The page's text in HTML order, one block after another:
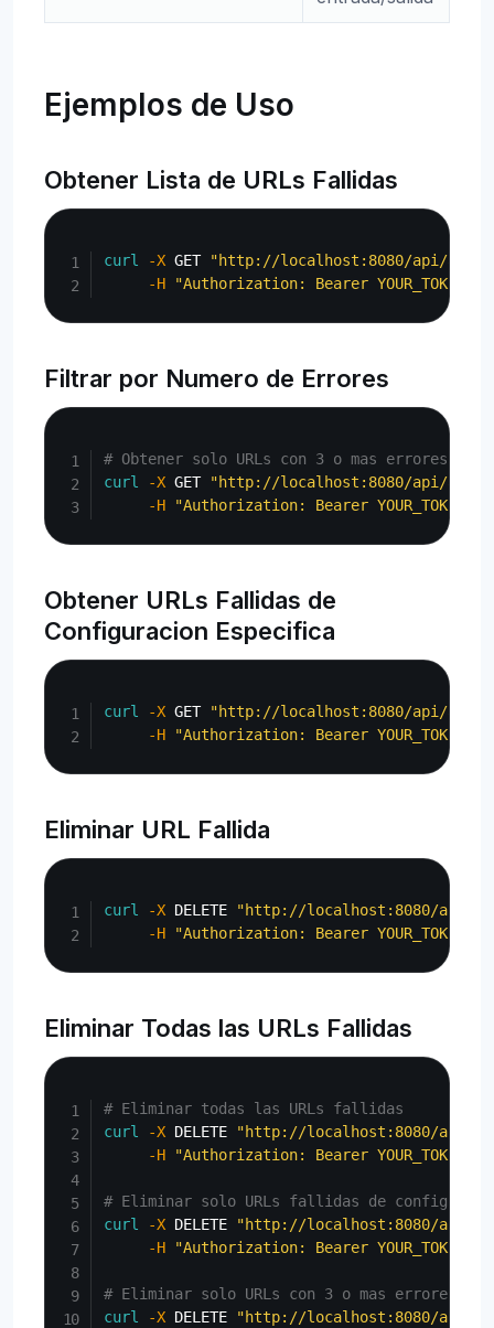
Ejemplos de Uso
Obtener Lista de URLs Fallidas
curl -X GET "http://localhost:8080/api/
-H
"Authorization: Bearer YOUR_TOKEN"
Filtrar por Numero de Errores
# Obtener solo URLs con 3 o mas errores
curl
-X GET "http://localhost:8080/api/
-H
"Authorization: Bearer YOUR_TOKEN"
Obtener URLs Fallidas de
Configuracion Especifica
curl -X GET "http://localhost:8080/api/
-H
"Authorization: Bearer YOUR_TOKEN"
Eliminar URL Fallida
curl -X DELETE
"http://localhost:8080/api/
-H
"Authorization: Bearer YOUR_TOKEN"
Eliminar Todas las URLs Fallidas
# Eliminar todas las URLs fallidas
curl
-X DELETE
"http://localhost:8080/api/
-H
"Authorization: Bearer YOUR_TOKEN"
# Eliminar solo URLs fallidas de
curl
-X DELETE
"http://localhost:8080/api/
-H
"Authorization: Bearer YOUR_TOKEN"
# Eliminar solo URLs con 3 o mas errores
curl
-X DELETE
"http://localhost:8080/api/